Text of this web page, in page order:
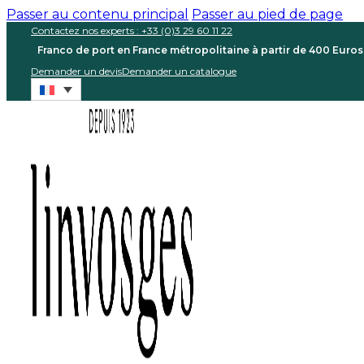
Passer au contenu principal Passer au pied de page
Contactez nos experts : +33 (0)3 29 60 11 22
Franco de port en France métropolitaine à partir de 400 Euros
Demander un devisDemander un catalogue